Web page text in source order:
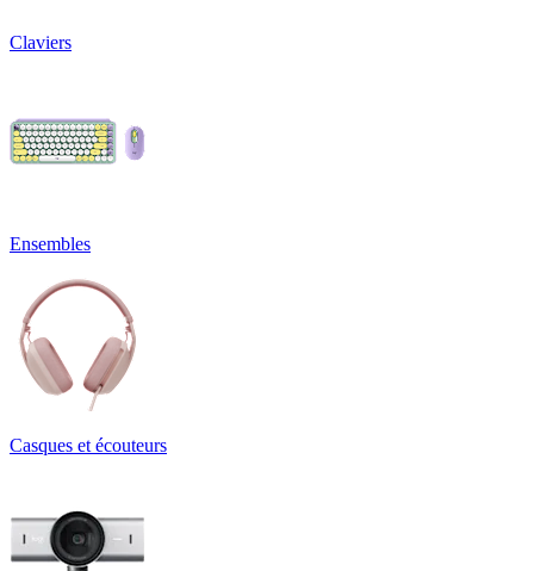
Claviers
Ensembles
Casques et écouteurs